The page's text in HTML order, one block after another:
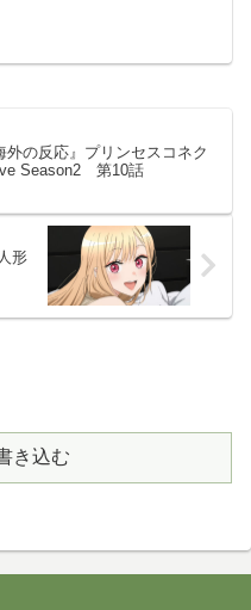
外の反応』プリンセスコネク
Season2 第10話
形
き込む